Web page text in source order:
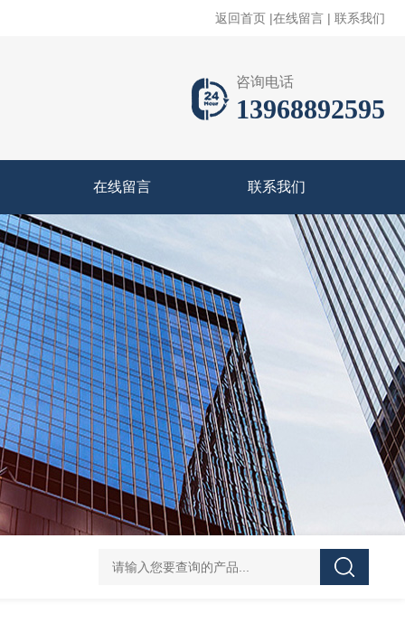
返回首页 |在线留言 | 联系我们
咨询电话
13968892595
在线留言 联系我们
防水防腐检修插座箱 4回路带漏电防爆照明配电箱